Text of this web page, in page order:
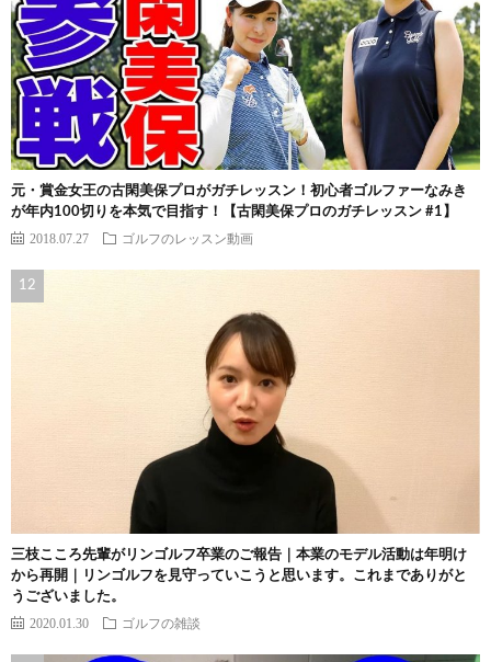
元・賞金女王の古閑美保プロがガチレッスン！初心者ゴルファーなみき
が年内100切りを本気で目指す！【古閑美保プロのガチレッスン #1】
2018.07.27 ゴルフのレッスン動画
三枝こころ先輩がリンゴルフ卒業のご報告｜本業のモデル活動は年明け
から再開｜リンゴルフを見守っていこうと思います。これまでありがと
うございました。
2020.01.30 ゴルフの雑談